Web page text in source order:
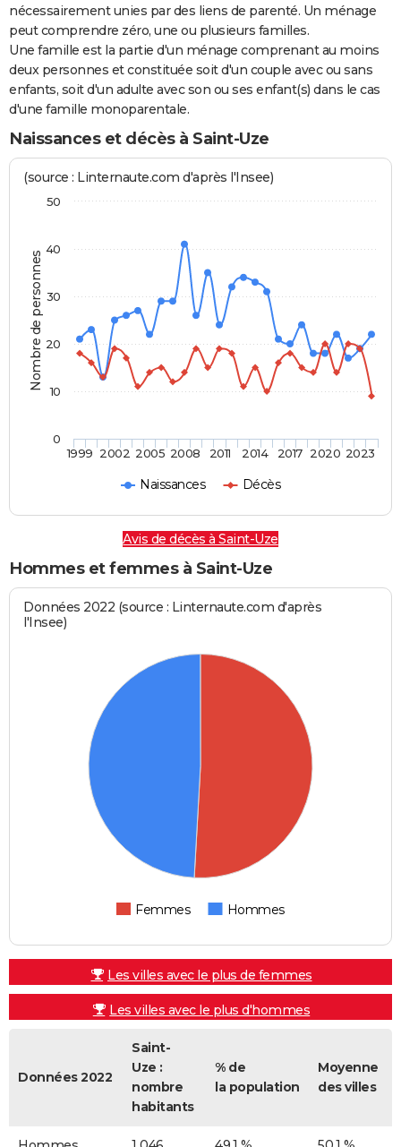
nécessairement unies par des liens de parenté. Un ménage
peut comprendre zéro, une ou plusieurs familles.
Une famille est la partie d'un ménage comprenant au moins
deux personnes et constituée soit d'un couple avec ou sans
enfants, soit d'un adulte avec son ou ses enfant(s) dans le cas
d'une famille monoparentale.
Naissances et décès à Saint-Uze
Nombre de personnes
(source : Linternaute.com d'après l'Insee)
Naissances Décès
1999 2002 2005 2008 2011 2014 2017 2020 2023
0
10
20
30
40
50
Avis de décès à Saint-Uze
Hommes et femmes à Saint-Uze
Données 2022 (source : Linternaute.com d'après
l'Insee)
Femmes Hommes
Les villes avec le plus de femmes
Les villes avec le plus d'hommes
Données 2022
Saint-
Uze :
nombre
habitants
% de
la population
Moyenne
des villes